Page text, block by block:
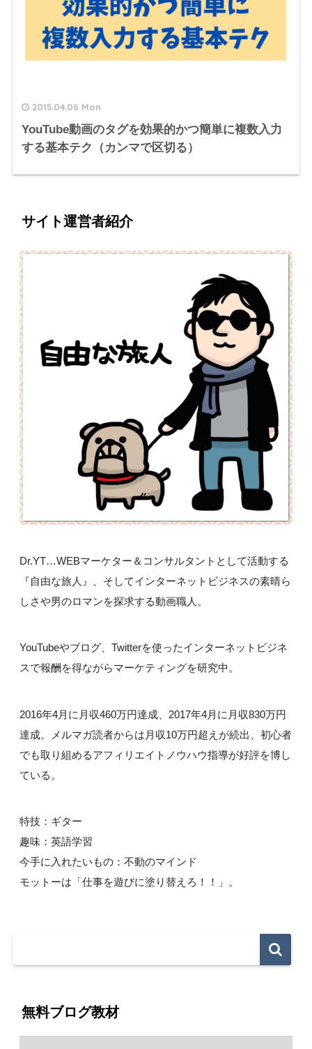
2015.04.06 Mon
YouTube動画のタグを効果的かつ簡単に複数入力
する基本テク（カンマで区切る）
サイト運営者紹介
Dr.YT…WEBマーケター＆コンサルタントとして活動する
『自由な旅人』、そしてインターネットビジネスの素晴ら
しさや男のロマンを探求する動画職人。
YouTubeやブログ、Twitterを使ったインターネットビジネ
スで報酬を得ながらマーケティングを研究中。
2016年4月に月収460万円達成、2017年4月に月収830万円
達成。メルマガ読者からは月収10万円超えが続出、初心者
でも取り組めるアフィリエイトノウハウ指導が好評を博し
ている。
特技：ギター
趣味：英語学習
今手に入れたいもの：不動のマインド
モットーは「仕事を遊びに塗り替えろ！！」。
無料ブログ教材